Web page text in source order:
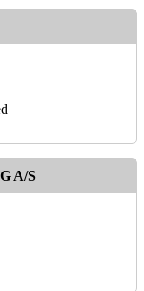
A/S